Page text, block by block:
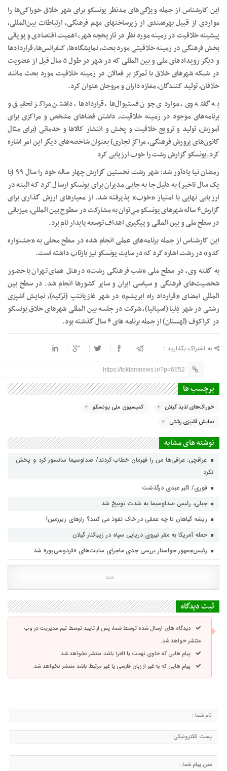
این کارشناس از جمله ویژگی‌های مدنظر یونسکو برای شهر خلاق خوراکی‌ها را
مواردی از قبیل بهره‌مندی از زیرساختهای مهم فرهنگی، ارتباطات بین‌المللی،
پیشینه خلاقیت در زمینه مورد نظر در تاریخچه شهر، اهمیت اقتصادی و پویائی
بخش فرهنگی در زمینه خلاقیتی مورد بحث، نمایشگاه‌ها، کنفرانس‌ها، قراردادها
و دیگر رویدادهای ملی و بین المللی که در شهر در طول ۵ سال قبل از عضویت
در شبکه شهرهای خلاق با تمرکز بر فعالان در زمینه خلاقیت مورد بحث مانند
خلاقان، تولید کنندگان، مغازه داران و مروجان عنوان کرد.
به گفته وی، مواردی چون فستیوال‌ها، قراردادها، داشتن مراکز تحقیق و
برنامه‌های موجود در زمینه خلاقیت، داشتن فضاهای مشخص و مراکزی برای
آموزش، تولید و ترویج خلاقیت و پخش و انتشار کالاها و خدماتی (برای مثال
کانون‌های پرورش فرهنگی، مراکز تجاری) بعنوان شاخصه‌های دیگر این امر اشاره
کرد.یونسکو گزارش رشت را خوب ارزیابی کرد
رمضان نیا یادآور شد: شهر رشت نخستین گزارش چهار ساله خود را سال ۹۹ (با
یک سال تاخیر) به دلیل جا به جایی مدیران برای یونسکو ارسال کرد که البته در
ارزیابی نهایی با امتیاز «خوب» پذیرفته شد. از معیارهای ارزش گذاری برای
گزارش۴ ساله شهرهای یونسکو می‌توان به مشارکت در سطوح بین المللی، میزبانی
در سطح ملی و بین المللی و پیگیری اهداف توسعه پایدار نام برد.
این کارشناس از جمله برنامه‌های عملی انجام شده در سطح محلی به «جشنواره
کدو» در رشت اشاره کرد که در سایت یونسکو نیز بازتاب داشته است.
به گفته وی، در سطح ملی «شب فرهنگی رشت» درهتل همای تهران با حضور
شخصیت‌های فرهنگی و سیاسی ایران و سایر کشورها انجام شد. در سطح بین
المللی امضای «قرارداد راه ابریشم» در شهر غازیانتپ (ترکیه)، نمایش آشپزی
رشتی در شهر دِنیا (اسپانیا)، شرکت در جلسه بین المللی شهرهای خلاق یونسکو
در کراکوف (لهستان) از جمله برنامه های ۴ سال گذشته بود.
به اشتراک بگذارید :
https://toktamnews.ir/?p=6652
برچسب ها
خوراک‌های لذیذ گیلان
کمیسیون ملی یونسکو
نمایش آشپزی رشتی
نوشته های مشابه
عراقچی: عراقی‌ها من را قهرمان خطاب کردند/ صداوسیما سانسور کرد و پخش
نکرد
فوری/ اکبر عبدی درگذشت
جبلی، رئیس صداوسیما به شدت توبیخ شد
ریشه گیاهان تا چه عمقی در خاک نفوذ می کنند؟ رازهای زیرزمین!
حمله آمریکا به مقر نیروی دریایی سپاه در زیباکنار گیلان
رئیس‌جمهور خواستار بررسی جدی ماجرای سایت‌های «فردوسی‌پور» شد
ثبت دیدگاه
دیدگاه های ارسال شده توسط شما، پس از تایید توسط تیم مدیریت در وب
منتشر خواهد شد.
پیام هایی که حاوی تهمت یا افترا باشد منتشر نخواهد شد.
پیام هایی که به غیر از زبان فارسی یا غیر مرتبط باشد منتشر نخواهد شد.